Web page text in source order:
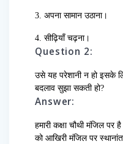
3. अपना सामान उठाना।
4. सीढ़ियाँ चढ़ना।
Question 2:
उसे यह परेशानी न हो इसके
बदलाव सुझा सकती हो?
Answer:
हमारी कक्षा चौथी मंजिल पर
को आखिरी मंजिल पर